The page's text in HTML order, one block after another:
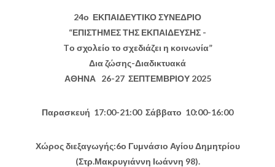
24ο ΕΚΠΑΙΔΕΥΤΙΚΟ ΣΥΝΕΔΡΙΟ
“ΕΠΙΣΤΗΜΕΣ ΤΗΣ ΕΚΠΑΙΔΕΥΣΗΣ -
Tο σχολείο το σχεδιάζει η κοινωνία”
Δια ζώσης-Διαδικτυακά
ΑΘΗΝΑ 26-27 ΣΕΠΤΕΜΒΡΙΟΥ 2025
Παρασκευή 17:00-21:00 Σάββατο 10:00-16:00
Χώρος διεξαγωγής:6ο Γυμνάσιο Αγίου Δημητρίου
(Στρ.Μακρυγιάννη Ιωάννη 98).